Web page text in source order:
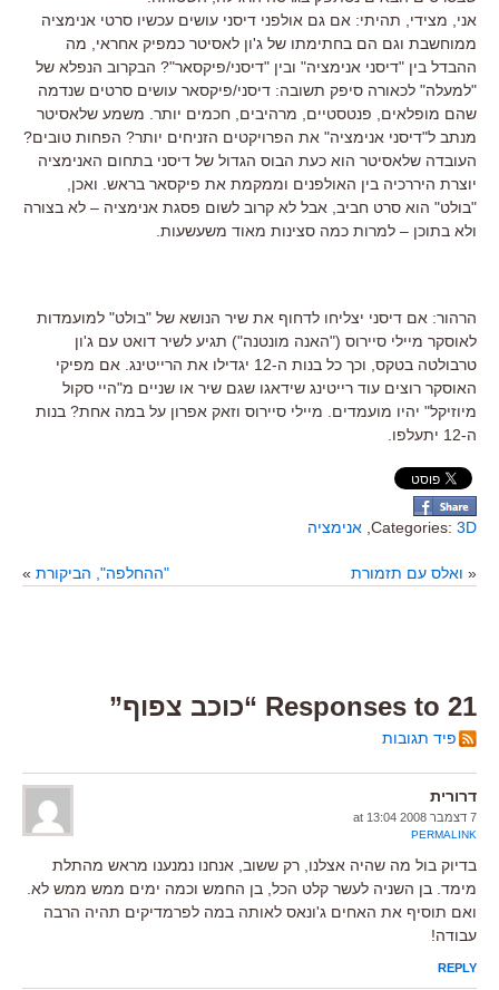
אני, מצידי, תהיתי: אם גם אולפני דיסני עושים עכשיו סרטי אנימציה
ממוחשבת וגם הם בחתימתו של ג'ון לאסיטר כמפיק אחראי, מה
ההבדל בין "דיסני אנימציה" ובין "דיסני/פיקסאר"? הבקרוב הנפלא של
"למעלה" לכאורה סיפק תשובה: דיסני/פיקסאר עושים סרטים שנדמה
שהם מופלאים, פנטסטיים, מרהיבים, חכמים יותר. משמע שלאסיטר
מנתב ל"דיסני אנימציה" את הפרויקטים הזניחים יותר? הפחות טובים?
העובדה שלאסיטר הוא כעת הבוס הגדול של דיסני בתחום האנימציה
יוצרת היררכיה בין האולפנים וממקמת את פיקסאר בראש. ואכן,
"בולט" הוא סרט חביב, אבל לא קרוב לשום פסגת אנימציה – לא בצורה
ולא בתוכן – למרות כמה סצינות מאוד משעשעות.
הרהור: אם דיסני יצליחו לדחוף את שיר הנושא של "בולט" למועמדות
לאוסקר מיילי סיירוס ("האנה מונטנה") תגיע לשיר דואט עם ג'ון
טרבולטה בטקס, וכך כל בנות ה-12 יגדילו את הרייטינג. אם מפיקי
האוסקר רוצים עוד רייטינג שידאגו שגם שיר או שניים מ"היי סקול
מיוזיקל" יהיו מועמדים. מיילי סיירוס וזאק אפרון על במה אחת? בנות
ה-12 יתעלפו.
Categories: 3D אנימציה
« ואלס עם תזמורת "ההחלפה", הביקורת »
21 Responses to “כוכב צפוף”
פיד תגובות
דרורית
7 דצמבר 2008 at 13:04
PERMALINK
בדיוק בול מה שהיה אצלנו, רק ששוב, אנחנו נמנענו מראש מהתלת
מימד. בן השניה לעשר קלט הכל, בן החמש וכמה ימים ממש ממש לא.
ואם תוסיף את האחים ג'ונאס לאותה במה לפרמדיקים תהיה הרבה
עבודה!
REPLY